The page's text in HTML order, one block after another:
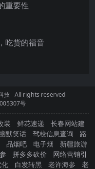
重要性
吃货的福音
技- All rights reserved
号
装 鲜花速递
长春网站建
幽默笑话 驾校信息查询
路
品烟吧 电子烟
新疆旅游
拼多多砍价
网络营销引
白发转黑 老许海参 老